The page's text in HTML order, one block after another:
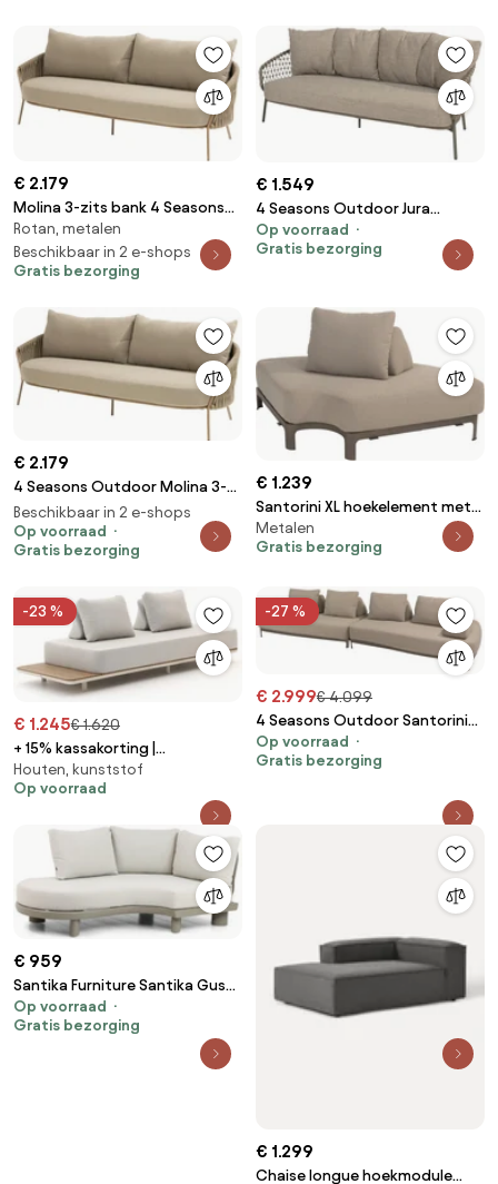
€ 2.179
Molina 3-zits bank 4 Seasons
Outdoor
Rotan, metalen
Beschikbaar in 2 e-shops
Gratis bezorging
€ 1.549
4 Seasons Outdoor Jura
loungebank olijfgroen SALE
Loungebank beige
Op voorraad
Gratis bezorging
€ 2.179
4 Seasons Outdoor Molina 3-
zits loungebank amber
Loungebank beige
weerbestendig
Beschikbaar in 2 e-shops
Op voorraad
Gratis bezorging
€ 1.239
Santorini XL hoekelement met
rugondersteuning terre 4
Seasons Outdoor
Metalen
Gratis bezorging
-23 %
€ 1.245€ 1.620
+ 15% kassakorting |
Loungebank Tuin Bellagio |
Outdoor Textiel | 2 personen |
Tuinbank Beige | 253cm | Incl.
kussens | Kees Smit
Tuinmeubelen
Houten, kunststof
Op voorraad
-27 %
€ 2.999€ 4.099
4 Seasons Outdoor Santorini
4-zits loungebank terre met
knuffelhoek Loungebank bruin
Op voorraad
Gratis bezorging
€ 959
Santika Furniture Santika Guss
Hoek/sofa Module Rechts
Organisch Aluminium/rope Grijs
Op voorraad
Gratis bezorging
€ 1.299
Chaise longue hoekmodule